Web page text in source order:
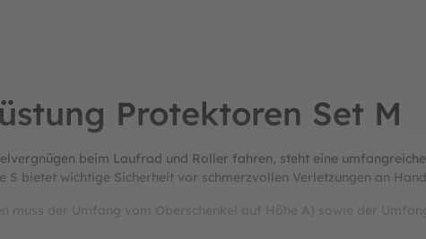
Protektoren Set M
beim Laufrad und Roller fahren, steht eine
S bietet wichtige Sicherheit vor schmerzvollen Verletzungen an
muss der Umfang vom Oberschenkel auf Höhe A) sowie der